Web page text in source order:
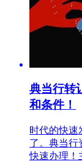
典当行转
和条件！
时代的快速
了。典当行
快速办理！